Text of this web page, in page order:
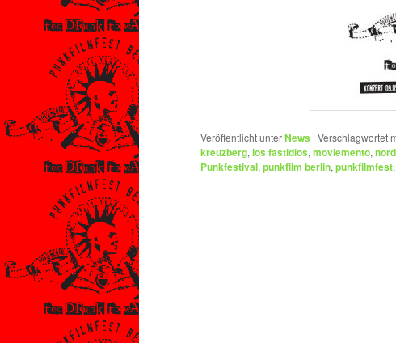
Veröffentlicht unterNews | Verschlagwortet
kreuzberg, los fastidios, moviemento,
Punkfestival, punkfilm berlin, punkfilmfest,